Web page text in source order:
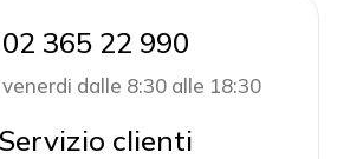
icon
02 365 22 990
dalle 8:30 alle 18:30
icon
Servizio clienti